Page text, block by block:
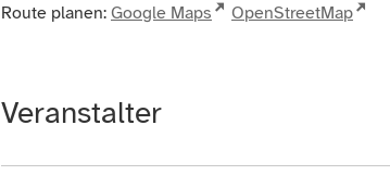
Route planen: Google Maps OpenStreetMap
Veranstalter